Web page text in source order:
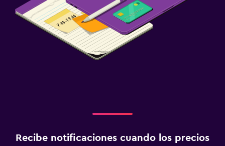
Recibe notificaciones cuando los precios